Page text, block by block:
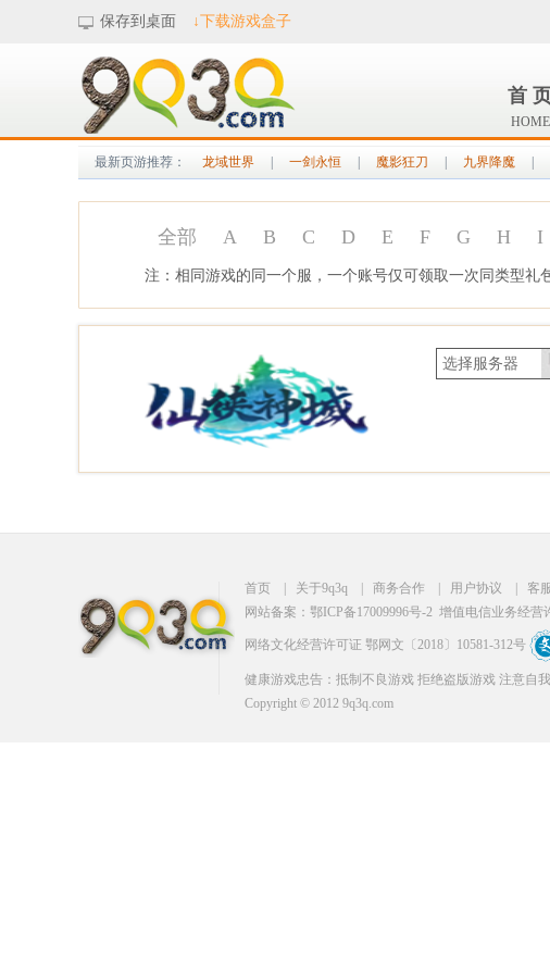
保存到桌面 ↓下载游戏盒子
首
HOME
最新页游推荐： 龙域世界 一剑永恒 魔影狂刀 九界降魔
全部 A B C D E F G H I
注：相同游戏的同一个服，一个账号仅可领取一次同类型礼
首页 关于9q3q 商务合作 用户协议 客
网站备案：鄂ICP备17009996号-2 增值电信业务经营
网络文化经营许可证 鄂网文〔2018〕10581-312号
健康游戏忠告：抵制不良游戏 拒绝盗版游戏 注意自
Copyright © 2012 9q3q.com